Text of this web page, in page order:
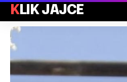
KLIK JAJCE